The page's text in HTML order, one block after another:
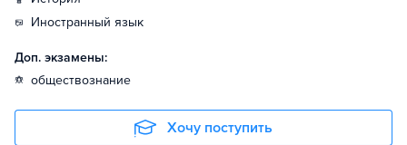
иностранный язык
Доп. экзамены:
обществознание
Хочу поступить